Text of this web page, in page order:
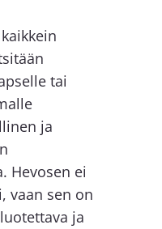
tai
ja
Hevosen ei
vaan sen on
ja